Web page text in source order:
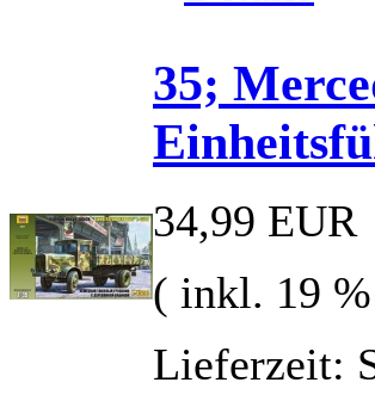
35;
34,99 EUR
( inkl. 19
Lieferzeit: